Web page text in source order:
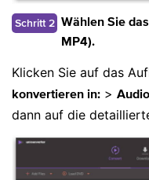
Schritt 2 Wählen Sie
MP4).
Klicken Sie auf das
konvertieren in: > Audio
dann auf die